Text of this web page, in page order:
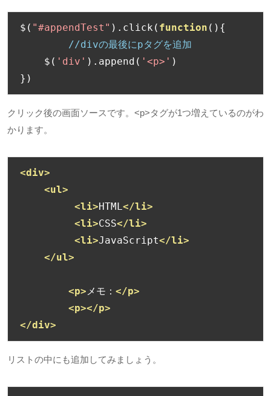
$ ( "#appendTest" ). click ( function (){
//divの最後にpタグを追加
    $
( 'div' ). append ( '<p>' )
})
クリック後の画面ソースです。 <p>タグが1つ増えているのがわ
かります。
<div>
<ul>
<li>HTML</li>
<li>CSS</li>
<li>JavaScript</li>
</ul>
<p>メモ： </p>
<p></p>
</div>
リストの中にも追加してみましょう。